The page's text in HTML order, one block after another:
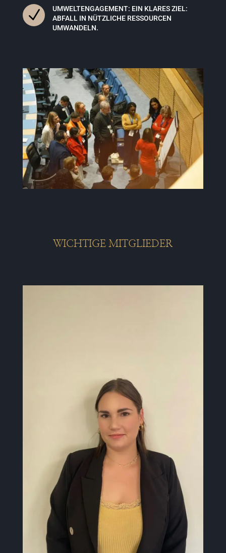
N
UMWELTENGAGEMENT: EIN KLARES ZIEL:
ABFALL IN NÜTZLICHE RESSOURCEN
UMWANDELN.
WICHTIGE MITGLIEDER